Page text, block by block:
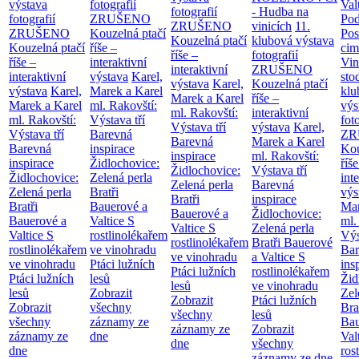
výstava
fotografií
ZRUŠENO
Kouzelná ptačí
říše –
interaktivní
výstava Karel,
Marek a Karel
ml. Rakovští:
Výstava tří
Barevná
inspirace
Židlochovice:
Zelená perla
Bratři
Bauerové a
Valtice S
rostlinolékařem
ve vinohradu
Ptáci lužních
lesů
Zobrazit
všechny
záznamy ze
dne
fotografií
ZRUŠENO
Kouzelná ptačí
říše –
interaktivní
výstava Karel,
Marek a Karel
ml. Rakovští:
Výstava tří
Barevná
inspirace
Židlochovice:
Zelená perla
Bratři
Bauerové a
Valtice S
rostlinolékařem
ve vinohradu
Ptáci lužních
lesů
Zobrazit
všechny
záznamy ze
dne
fotografií
ZRUŠENO
Kouzelná ptačí
říše –
interaktivní
výstava Karel,
Marek a Karel
ml. Rakovští:
Výstava tří
Barevná
inspirace
Židlochovice:
Zelená perla
Bratři
Bauerové a
Valtice S
rostlinolékařem
ve vinohradu
Ptáci lužních
lesů
Zobrazit
všechny
záznamy ze
dne
- Hudba na
vinicích 11.
klubová výstava
fotografií
ZRUŠENO
Kouzelná ptačí
říše –
interaktivní
výstava Karel,
Marek a Karel
ml. Rakovští:
Výstava tří
Barevná
inspirace
Židlochovice:
Zelená perla
Bratři Bauerové
a Valtice S
rostlinolékařem
ve vinohradu
Ptáci lužních
lesů
Zobrazit
všechny
ml.